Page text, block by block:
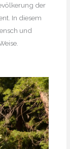
der
In diesem
und